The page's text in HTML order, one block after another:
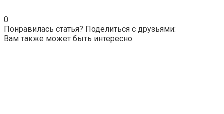
0
Понравилась статья? Поделиться с друзьями:
Вам также может быть интересно